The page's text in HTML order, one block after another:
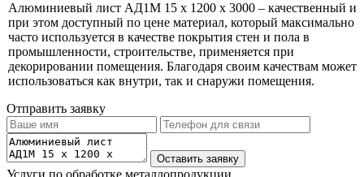
Алюминиевый лист АД1М 15 х 1200 х 3000 – качественный и
при этом доступный по цене материал, который максимально
часто используется в качестве покрытия стен и пола в
промышленности, строительстве, применяется при
декорировании помещения. Благодаря своим качествам может
использоваться как внутри, так и снаружи помещения.
Отправить заявку